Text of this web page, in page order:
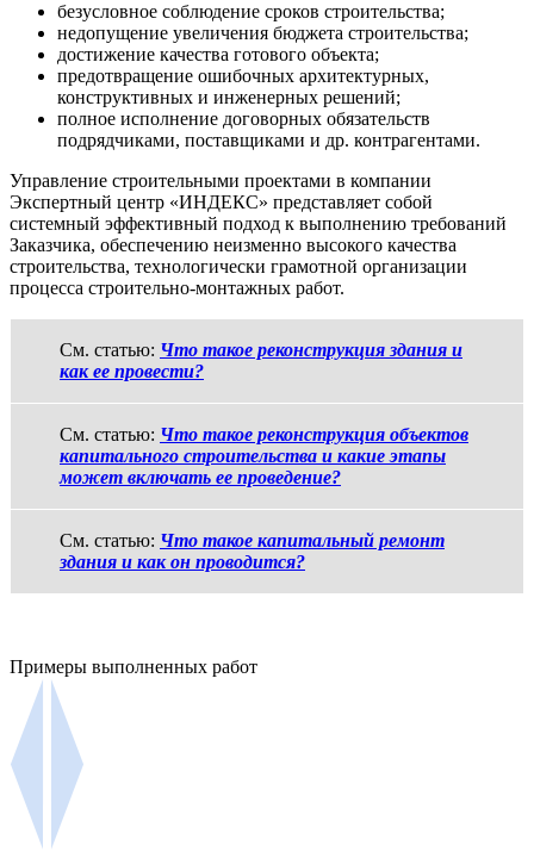
безусловное соблюдение сроков строительства;
недопущение увеличения бюджета строительства;
достижение качества готового объекта;
предотвращение ошибочных архитектурных,
конструктивных и инженерных решений;
полное исполнение договорных обязательств
подрядчиками, поставщиками и др. контрагентами.
Управление строительными проектами в компании
Экспертный центр «ИНДЕКС» представляет собой
системный эффективный подход к выполнению требований
Заказчика, обеспечению неизменно высокого качества
строительства, технологически грамотной организации
процесса строительно-монтажных работ.
См. статью: Что такое реконструкция здания и
как ее провести?
См. статью: Что такое реконструкция объектов
капитального строительства и какие этапы
может включать ее проведение?
См. статью: Что такое капитальный ремонт
здания и как он проводится?
Примеры выполненных работ